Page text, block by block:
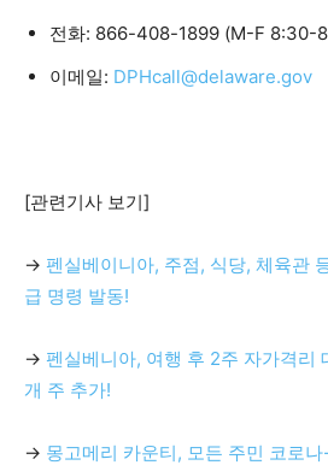
전화: 866-408-1899 (M-F 8:30-
이메일: DPHcall@delaware.gov
[관련기사 보기]
→ 펜실베이니아, 주점, 식당, 체육관
급 명령 발동!
→ 펜실베니아, 여행 후 2주 자가격리
개 주 추가!
→ 몽고메리 카운티, 모든 주민 코로